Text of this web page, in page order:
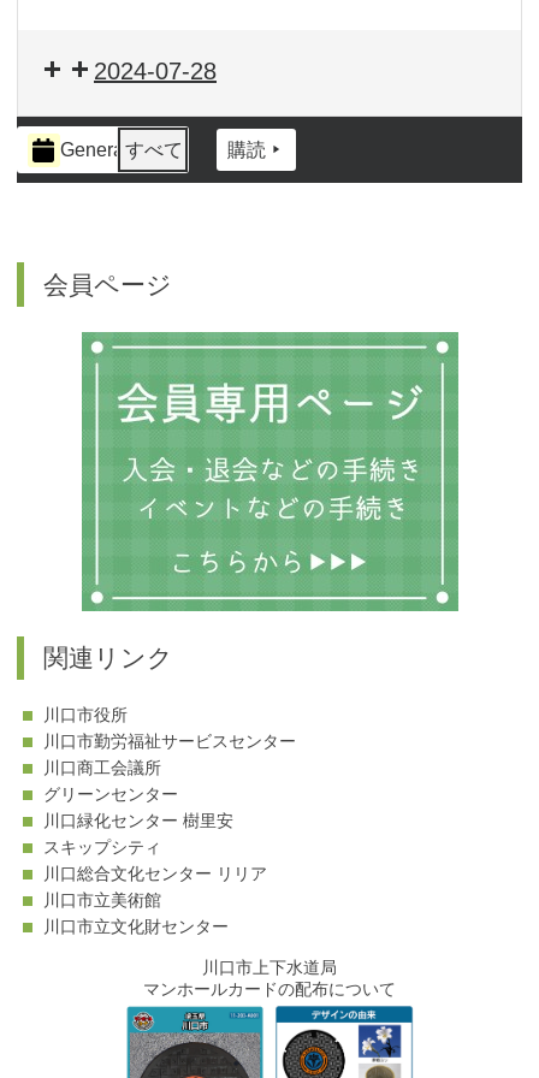
2024-07-28
イ
ベ
Generalすべて 購読
会員ページ
関連リンク
川口市役所
川口市勤労福祉サービスセンター
川口商工会議所
グリーンセンター
川口緑化センター 樹里安
スキップシティ
川口総合文化センター リリア
川口市立美術館
川口市立文化財センター
川口市上下水道局
マンホールカードの配布について